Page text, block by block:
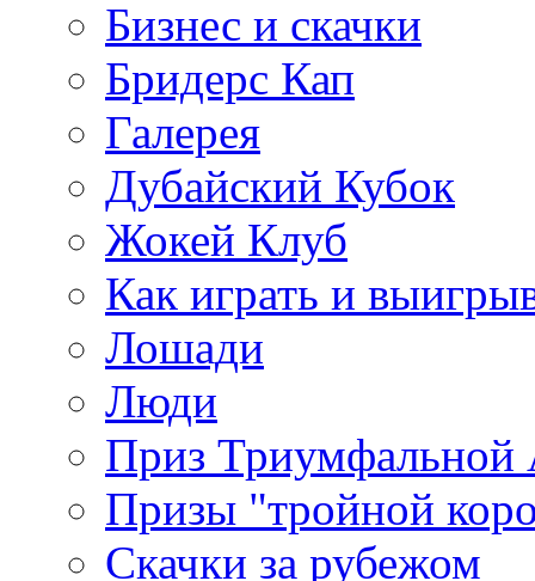
Бизнес и скачки
Бридерс Кап
Галерея
Дубайский Кубок
Жокей Клуб
Как играть и
Лошади
Люди
Приз Триумфальной
Призы "тройной
Скачки за рубежом